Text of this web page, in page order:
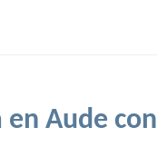
en Aude con